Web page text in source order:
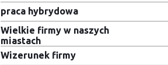
praca hybrydowa
Wielkie firmy w naszych
miastach
Wizerunek firmy